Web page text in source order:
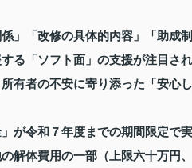
」「改修の具体的内容」「助成制
る「ソフト面」の支援が注目され
有者の不安に寄り添った「安心し
が令和７年度までの期間限定で実
解体費用の一部（上限六十万円、